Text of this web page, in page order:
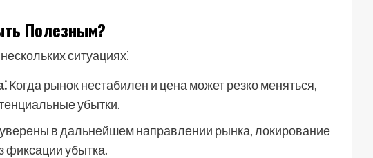
Полезным?
ситуациях⁚
Когда рынок нестабилен и цена может резко меняться,
убытки.
в дальнейшем направлении рынка, локирование
фиксации убытка.